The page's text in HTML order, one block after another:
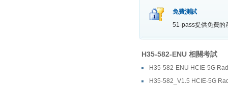
免費測試
51-pass提供免費的
H35-582-ENU 相關考試
H35-582-ENU HCIE-5G
H35-582_V1.5 HCIE-5G